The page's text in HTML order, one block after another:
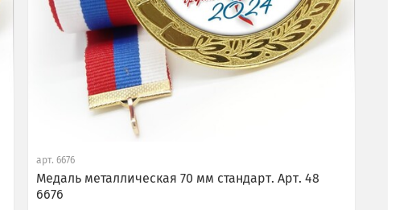
арт. 6676
Медаль металлическая 70 мм стандарт. Арт. 48
6676